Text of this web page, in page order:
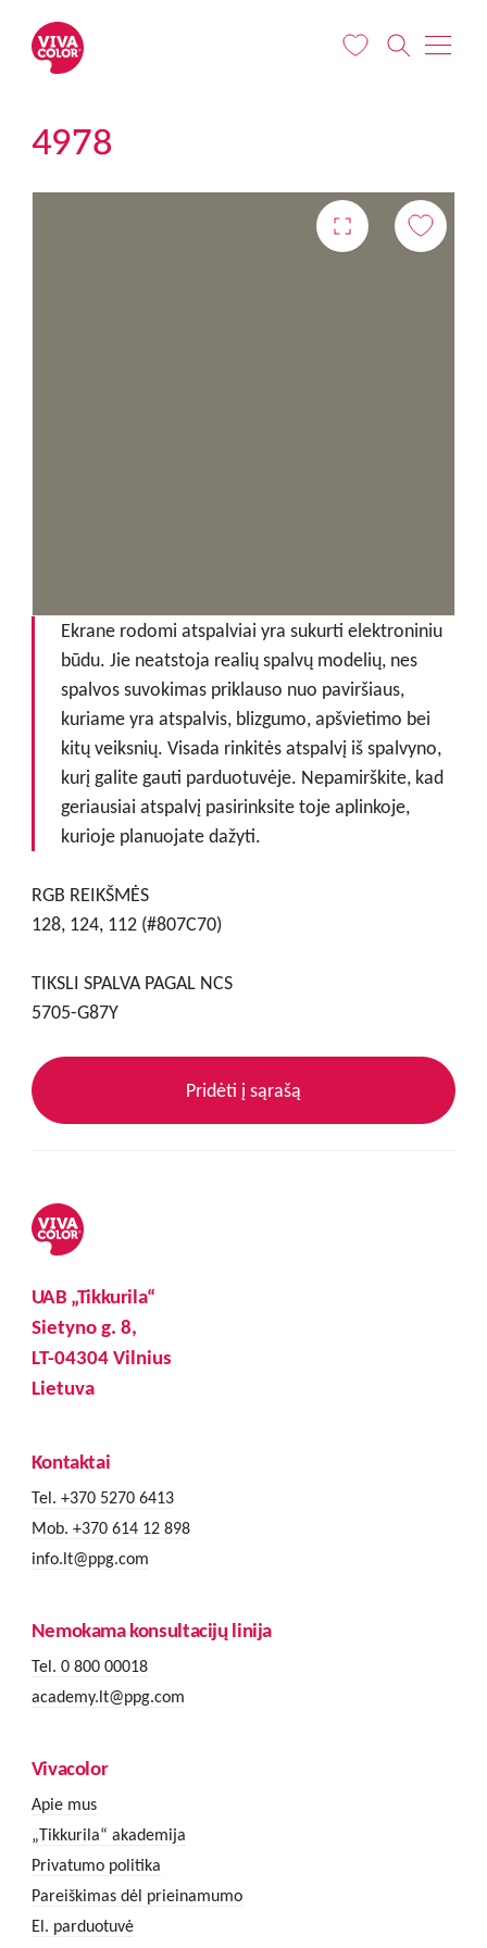
4978
Ekrane rodomi atspalviai yra sukurti elektroniniu
būdu. Jie neatstoja realių spalvų modelių, nes
spalvos suvokimas priklauso nuo paviršiaus,
kuriame yra atspalvis, blizgumo, apšvietimo bei
kitų veiksnių. Visada rinkitės atspalvį iš spalvyno,
kurį galite gauti parduotuvėje. Nepamirškite, kad
geriausiai atspalvį pasirinksite toje aplinkoje,
kurioje planuojate dažyti.
RGB REIKŠMĖS
128, 124, 112 (#807C70)
TIKSLI SPALVA PAGAL NCS
5705-G87Y
Pridėti į sąrašą
UAB „Tikkurila“
Sietyno g. 8,
LT-04304 Vilnius
Lietuva
Kontaktai
Tel. +370 5270 6413
Mob. +370 614 12 898
info.lt@ppg.com
Nemokama konsultacijų linija
Tel. 0 800 00018
academy.lt@ppg.com
Vivacolor
Apie mus
„Tikkurila“ akademija
Privatumo politika
Pareiškimas dėl prieinamumo
El. parduotuvė